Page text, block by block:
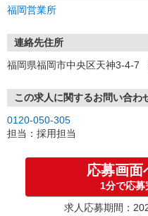
①応募から3営業日を目安に、
★スマホでWEB面接（LINEな
す
③面接実施（履歴書不要）
※ご希望があれば、職場見学の
お気軽にご応募ください♪
福岡営業所
連絡先住所
福岡県福岡市中央区天神3-4-7
この求人に関するお問い合わ
0120-050-305
担当：採用担当
応募画面
1分で応
求人応募期間：